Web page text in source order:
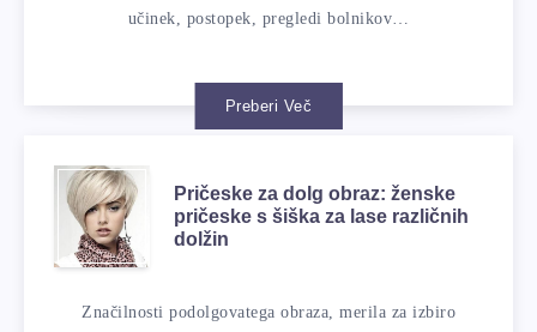
učinek, postopek, pregledi bolnikov…
Preberi Več
Pričeske za dolg obraz: ženske
pričeske s šiška za lase različnih
dolžin
Značilnosti podolgovatega obraza, merila za izbiro